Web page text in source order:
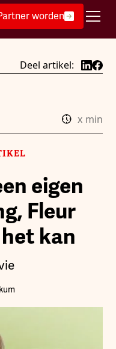
worden
Deel artikel:
x min
eigen
Fleur
kan